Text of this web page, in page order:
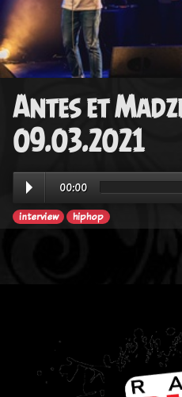
Antes et
09.03.2021
00:00
interview hiphop